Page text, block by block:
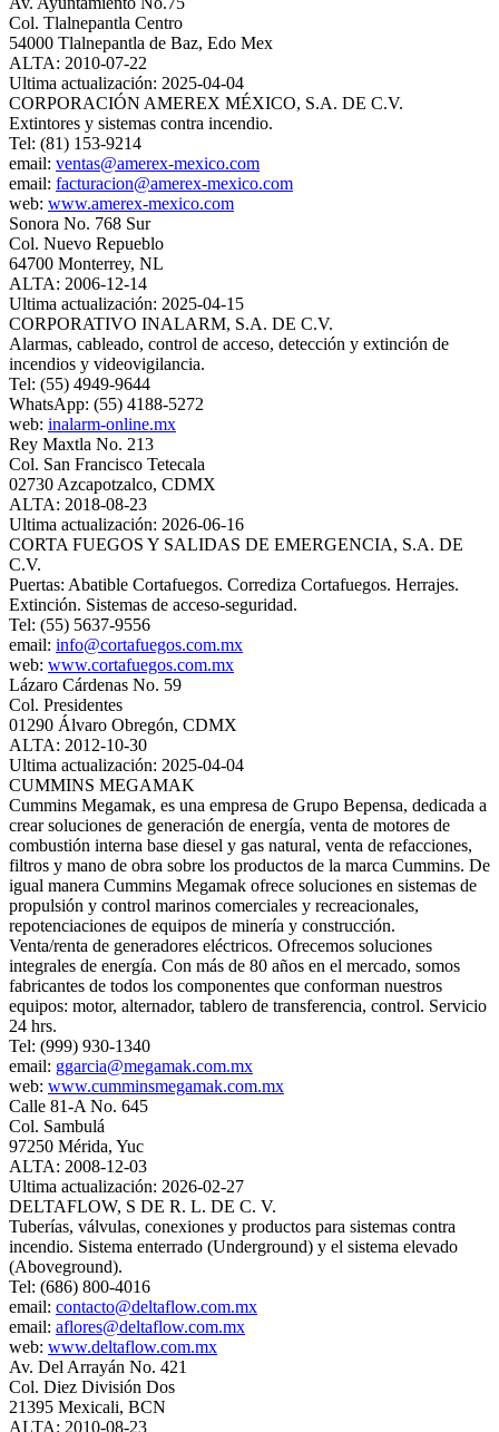
Col. Tlalnepantla Centro
54000 Tlalnepantla de Baz, Edo Mex
ALTA: 2010-07-22
Ultima actualización: 2025-04-04
CORPORACIÓN AMEREX MÉXICO, S.A. DE C.V.
Extintores y sistemas contra incendio.
Tel: (81) 153-9214
email: ventas@amerex-mexico.com
email: facturacion@amerex-mexico.com
web: www.amerex-mexico.com
Sonora No. 768 Sur
Col. Nuevo Repueblo
64700 Monterrey, NL
ALTA: 2006-12-14
Ultima actualización: 2025-04-15
CORPORATIVO INALARM, S.A. DE C.V.
Alarmas, cableado, control de acceso, detección y extinción de
incendios y videovigilancia.
Tel: (55) 4949-9644
WhatsApp: (55) 4188-5272
web: inalarm-online.mx
Rey Maxtla No. 213
Col. San Francisco Tetecala
02730 Azcapotzalco, CDMX
ALTA: 2018-08-23
Ultima actualización: 2026-06-16
CORTA FUEGOS Y SALIDAS DE EMERGENCIA, S.A. DE
C.V.
Puertas: Abatible Cortafuegos. Corrediza Cortafuegos. Herrajes.
Extinción. Sistemas de acceso-seguridad.
Tel: (55) 5637-9556
email: info@cortafuegos.com.mx
web: www.cortafuegos.com.mx
Lázaro Cárdenas No. 59
Col. Presidentes
01290 Álvaro Obregón, CDMX
ALTA: 2012-10-30
Ultima actualización: 2025-04-04
CUMMINS MEGAMAK
Cummins Megamak, es una empresa de Grupo Bepensa, dedicada a
crear soluciones de generación de energía, venta de motores de
combustión interna base diesel y gas natural, venta de refacciones,
filtros y mano de obra sobre los productos de la marca Cummins. De
igual manera Cummins Megamak ofrece soluciones en sistemas de
propulsión y control marinos comerciales y recreacionales,
repotenciaciones de equipos de minería y construcción.
Venta/renta de generadores eléctricos. Ofrecemos soluciones
integrales de energía. Con más de 80 años en el mercado, somos
fabricantes de todos los componentes que conforman nuestros
equipos: motor, alternador, tablero de transferencia, control. Servicio
24 hrs.
Tel: (999) 930-1340
email: ggarcia@megamak.com.mx
web: www.cumminsmegamak.com.mx
Calle 81-A No. 645
Col. Sambulá
97250 Mérida, Yuc
ALTA: 2008-12-03
Ultima actualización: 2026-02-27
DELTAFLOW, S DE R. L. DE C. V.
Tuberías, válvulas, conexiones y productos para sistemas contra
incendio. Sistema enterrado (Underground) y el sistema elevado
(Aboveground).
Tel: (686) 800-4016
email: contacto@deltaflow.com.mx
email: aflores@deltaflow.com.mx
web: www.deltaflow.com.mx
Av. Del Arrayán No. 421
Col. Diez División Dos
21395 Mexicali, BCN
ALTA: 2010-08-23